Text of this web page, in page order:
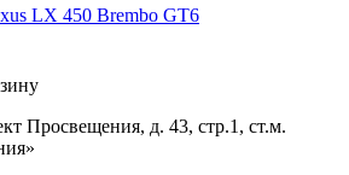
LX 450 Brembo GT6
Просвещения, д. 43, стр.1, ст.м.